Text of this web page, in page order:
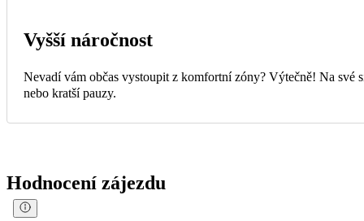
Vyšší náročnost
Nevadí vám občas vystoupit z komfortní zóny? Výtečně! Na své
nebo kratší pauzy.
Hodnocení zájezdu